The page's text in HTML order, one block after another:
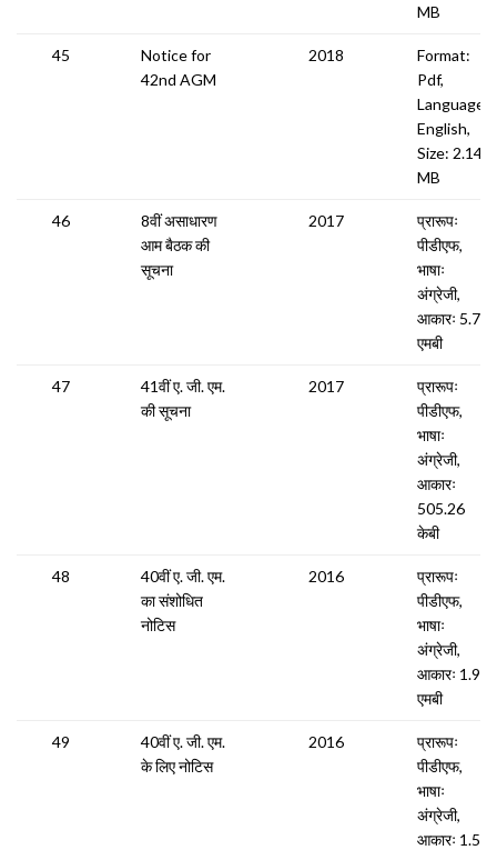
MB
45
Notice for
42nd AGM
2018
Format:
Pdf,
Language:
English,
Size: 2.14
MB
46
8वीं असाधारण
आम बैठक की
सूचना
2017
प्रारूपः
पीडीएफ,
भाषाः
अंग्रेजी,
आकारः 5.71
एमबी
47
41वीं ए. जी. एम.
की सूचना
2017
प्रारूपः
पीडीएफ,
भाषाः
अंग्रेजी,
आकारः
505.26
केबी
48
40वीं ए. जी. एम.
का संशोधित
नोटिस
2016
प्रारूपः
पीडीएफ,
भाषाः
अंग्रेजी,
आकारः 1.91
एमबी
49
40वीं ए. जी. एम.
के लिए नोटिस
2016
प्रारूपः
पीडीएफ,
भाषाः
अंग्रेजी,
आकारः 1.57